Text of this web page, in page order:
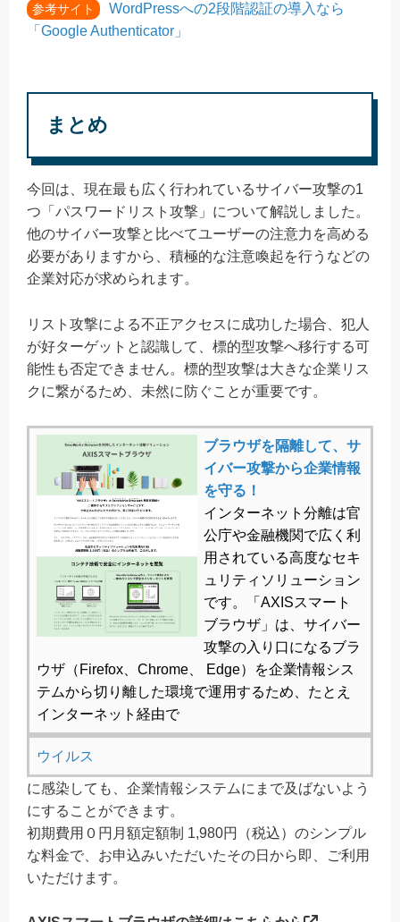
参考サイト
WordPressへの2段階認証の導入なら
「Google Authenticator」
まとめ
今回は、現在最も広く行われているサイバー攻撃の1
つ「パスワードリスト攻撃」について解説しました。
他のサイバー攻撃と比べてユーザーの注意力を高める
必要がありますから、積極的な注意喚起を行うなどの
企業対応が求められます。
リスト攻撃による不正アクセスに成功した場合、犯人
が好ターゲットと認識して、標的型攻撃へ移行する可
能性も否定できません。標的型攻撃は大きな企業リス
クに繋がるため、未然に防ぐことが重要です。
ブラウザを隔離して、サ
イバー攻撃から企業情報
を守る！
インターネット分離は官
公庁や金融機関で広く利
用されている高度なセキ
ュリティソリューション
です。「AXISスマート
ブラウザ」は、サイバー
攻撃の入り口になるブラ
ウザ（Firefox、Chrome、 Edge）を企業情報シス
テムから切り離した環境で運用するため、たとえ
インターネット経由で
ウイルス
に感染しても、企業情報システムにまで及ばないよう
にすることができます。
初期費用０円月額定額制 1,980円（税込）のシンプル
な料金で、お申込みいただいたその日から即、ご利用
いただけます。